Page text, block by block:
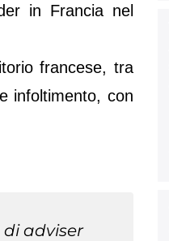
in Francia nel
francese, tra
infoltimento, con
adviser